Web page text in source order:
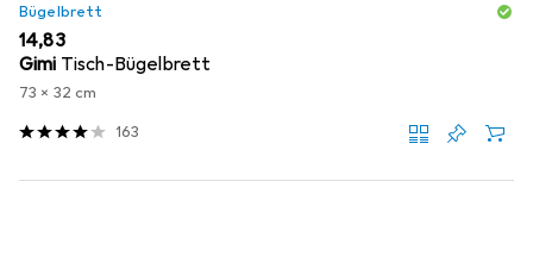
Bügelbrett
EUR
14,83
Gimi Tisch-Bügelbrett
73 x 32 cm
163